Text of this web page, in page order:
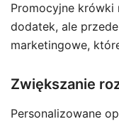
Promocyjne krówki
dodatek, ale
marketingowe,
Zwiększanie
Personalizowane